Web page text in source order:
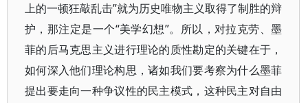
上的一顿狂敲乱击”就为历史唯物主义取得了制胜的辩
护，那注定是一个“美学幻想”。所以，对拉克劳、墨
菲的后马克思主义进行理论的质性勘定的关键在于，
如何深入他们理论构思，诸如我们要考察为什么墨菲
提出要走向一种争议性的民主模式，这种民主对自由